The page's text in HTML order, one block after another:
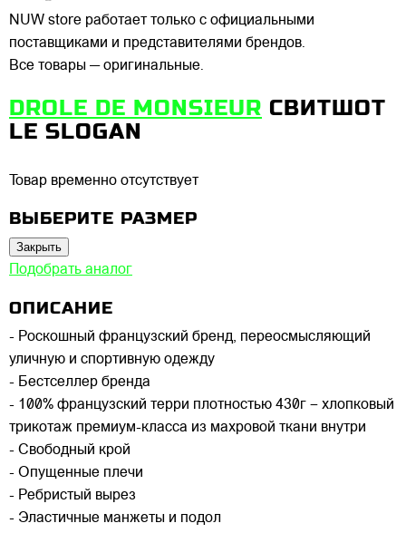
NUW store работает только с официальными
поставщиками и представителями брендов.
Все товары — оригинальные.
DROLE DE MONSIEUR СВИТШОТ
LE SLOGAN
Товар временно отсутствует
ВЫБЕРИТЕ РАЗМЕР
Закрыть
Подобрать аналог
ОПИСАНИЕ
- Роскошный французский бренд, переосмысляющий
уличную и спортивную одежду
- Бестселлер бренда
- 100% французский терри плотностью 430г – хлопковый
трикотаж премиум-класса из махровой ткани внутри
- Свободный крой
- Опущенные плечи
- Ребристый вырез
- Эластичные манжеты и подол